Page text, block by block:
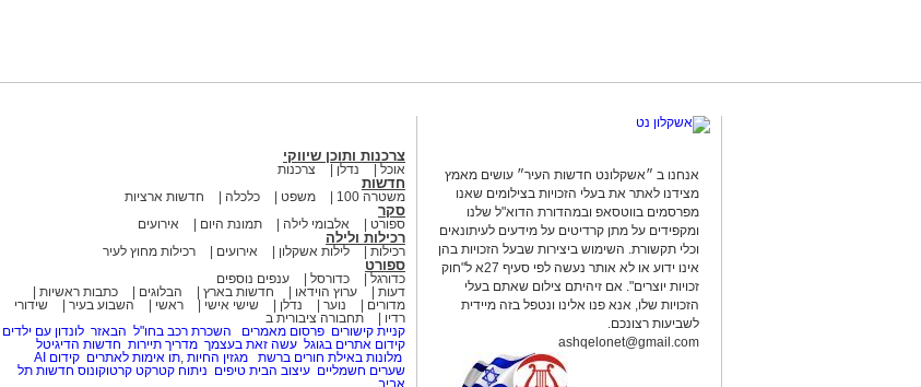
החקירה נמשכת.
סגן מפקד תחנת אשקלון, רפ"ק דורון ששון, מסר: "תחנת אשקלון פועלת באופן נחוש
ועקבי נגד תופעת ההימורים הבלתי חוקיים, המהווה כר פורה לפעילות עבריינית
ופוגעת בסדר הציבורי. נמשיך לבצע פעילות יזומה וממוקדת, לאתר מוקדים
הפועלים בניגוד לחוק ולפעול נגד המעורבים בהם, במטרה לשמור על ביטחון
הציבור ואיכות חייו".
מצ"ב תמונות.
קרדיט: דוברות המשטרה.
להורדת האפליקציה לחצו כאן
אנחנו ב ״אשקלונט חדשות העיר״ עושים מאמץ
מצידנו לאתר את בעלי הזכויות בצילומים שאנו
מפרסמים בווטסאפ ובמהדורת הדוא"ל שלנו
ומקפידים על מתן קרדיטים על מידעים לעיתונאים
וכלי תקשורת. השימוש ביצירות שבעל הזכויות בהן
אינו ידוע או לא אותר נעשה לפי סעיף 27א ל"חוק
זכויות יוצרים". אם זיהיתם צילום שאתם בעלי
הזכויות שלו, אנא פנו אלינו ונטפל בזה מיידית
לשביעות רצונכם.
ashqelonet@gmail.com
צרכנות ותוכן שיווקי
אוכל נדלן צרכנות
חדשות
משטרה 100 משפט כלכלה חדשות ארציות
סקר
ספורט אלבומי לילה תמונת היום אירועים
רכילות ולילה
רכילות לילות אשקלון אירועים רכילות מחוץ לעיר
ספורט
כדורגל כדורסל
ענפים נוספים
דעות
ערוץ הוידאו חדשות בארץ הבלוגים
כתבות ראשיות
מדורים
נוער נדלן שישי אישי ראשי השבוע בעיר
שידורי
רדיו
תחבורה ציבורית ב
קניית קישורים פרסום מאמרים השכרת רכב בחו"ל הבאזר לונדון עם ילדים
קידום אתרים בגוגל עשה זאת בעצמך מדריך תיירות חדשות הדיגיטל
מלונות באילת חורים ברשת מגזין החיות ,תו אימות לאתרים קידום AI
שערים חשמליים עיצוב הבית טיפים ניתוח קטרקט קרטוקונוס חדשות תל
אביב